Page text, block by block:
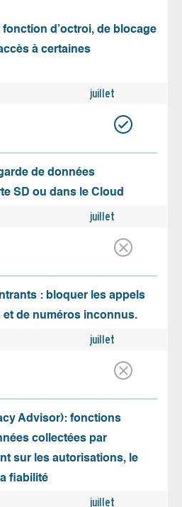
fonction d’octroi, de blocage
à certaines
juillet
de données
SD ou dans le Cloud
juillet
: bloquer les appels
de numéros inconnus.
juillet
Advisor): fonctions
collectées par
sur les autorisations, le
fiabilité
juillet